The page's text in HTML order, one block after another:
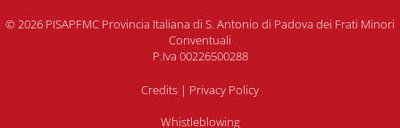
© 2026 PISAPFMC Provincia Italiana di S. Antonio di Padova dei Frati Minori
Conventuali
P.Iva 00226500288
Credits | Privacy Policy
Whistleblowing